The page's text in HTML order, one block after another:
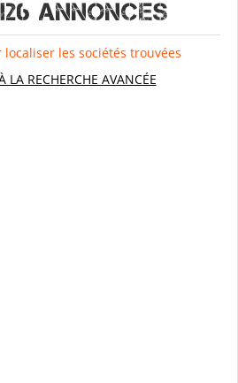
Annonces
les sociétés trouvées
LA RECHERCHE AVANCÉE